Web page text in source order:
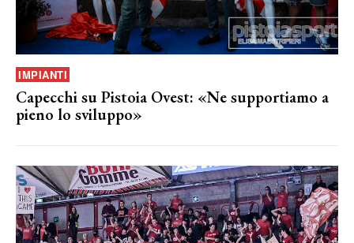
IMPIANTI
Capecchi su Pistoia Ovest: «Ne supportiamo a
pieno lo sviluppo»